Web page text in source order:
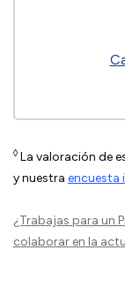
◊ La valoración de
y nuestra encuesta
¿Trabajas para un
colaborar en la